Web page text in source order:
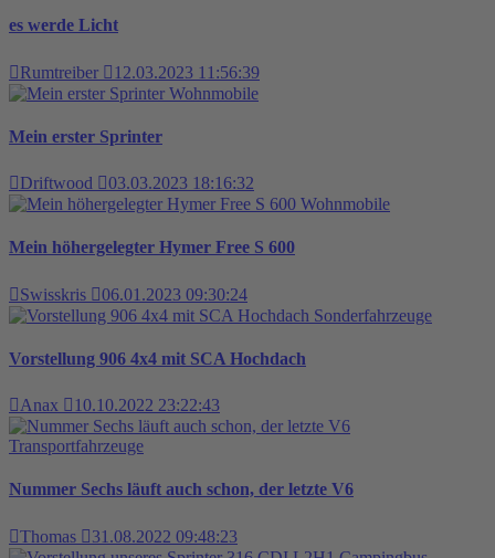
es werde Licht
Rumtreiber
12.03.2023 11:56:39
Wohnmobile
Mein erster Sprinter
Driftwood
03.03.2023 18:16:32
Wohnmobile
Mein höhergelegter Hymer Free S 600
Swisskris
06.01.2023 09:30:24
Sonderfahrzeuge
Vorstellung 906 4x4 mit SCA Hochdach
Anax 10.10.2022 23:22:43
Transportfahrzeuge
Nummer Sechs läuft auch schon, der letzte V6
Thomas 31.08.2022 09:48:23